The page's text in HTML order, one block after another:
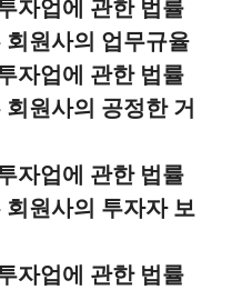
자업에 관한 법률
원사의 업무규율
자업에 관한 법률
원사의 공정한 거
자업에 관한 법률
원사의 투자자 보
자업에 관한 법률